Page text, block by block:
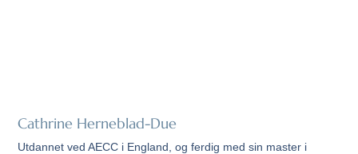
Cathrine Herneblad-Due
Utdannet ved AECC i England, og ferdig med sin master i